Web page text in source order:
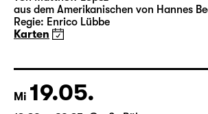
15:00 Große Bühne
Das Vermächtnis
(The Inheritance)
Regie: Enrico Lübbe
Karten